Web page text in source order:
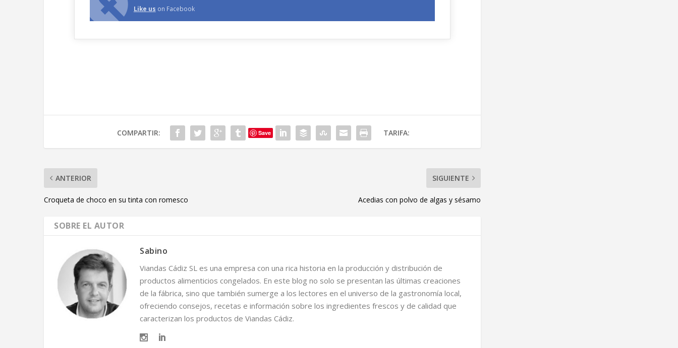
Like us on Facebook
COMPARTIR: Save TARIFA:
ANTERIOR
Croqueta de choco en su tinta con romesco
SIGUIENTE
Acedias con polvo de algas y sésamo
SOBRE EL AUTOR
Sabino
Viandas Cádiz SL es una empresa con una rica historia en la producción y distribución de
productos alimenticios congelados. En este blog no solo se presentan las últimas creaciones
de la fábrica, sino que también sumerge a los lectores en el universo de la gastronomía local,
ofreciendo consejos, recetas e información sobre los ingredientes frescos y de calidad que
caracterizan los productos de Viandas Cádiz.